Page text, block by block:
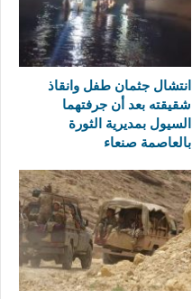
انتشال جثمان طفل وانقاذ
شقيقته بعد أن جرفتهما
السيول بمديرية الثورة
بالعاصمة صنعاء